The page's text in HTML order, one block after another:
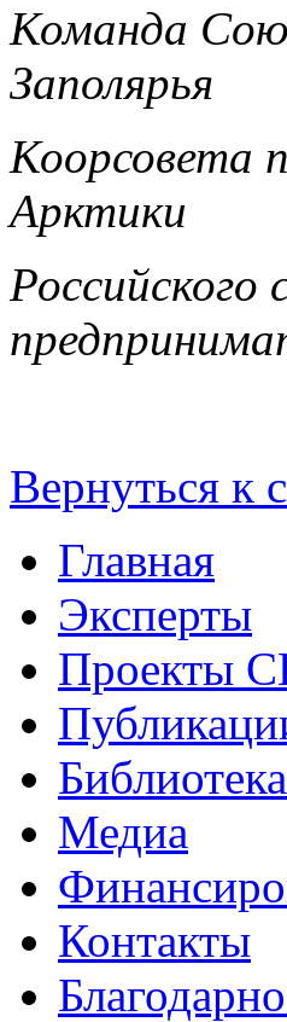
Команда
Заполярья
Коорсовета
Арктики
Российского
Вернуться к
Главная
Эксперты
Проекты
Библиотека
Медиа
Контакты